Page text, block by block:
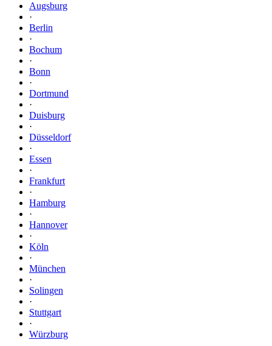
Augsburg
·
Berlin
·
Bochum
·
Bonn
·
Dortmund
·
Duisburg
·
Düsseldorf
·
Essen
·
Frankfurt
·
Hamburg
·
Hannover
·
Köln
·
München
·
Solingen
·
Stuttgart
·
Würzburg